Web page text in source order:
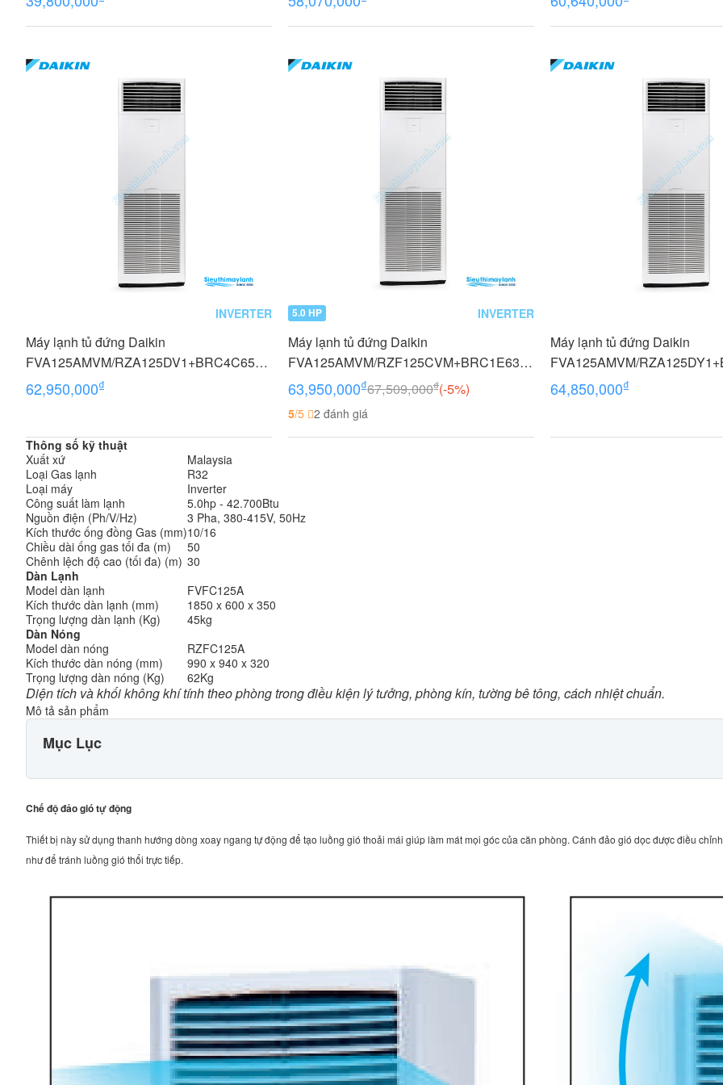
INVERTER
Máy lạnh tủ đứng Daikin
FVA125AMVM/RZA125DV1+BRC4C65
5.0 HP (5 Ngựa) Inverter - 1 pha
62,950,000₫
5.0 HP INVERTER
Máy lạnh tủ đứng Daikin
FVA125AMVM/RZF125CVM+BRC1E63
5.0 HP (5 Ngựa) Inverter - 1 pha
63,950,000₫67,509,000₫(-5%)
5/5 2 đánh giá
Máy lạnh tủ đứng Daikin
FVA125AMVM/
5.0 HP (5 Ngựa) Inverter - 3 pha
64,850,000₫
Thông số kỹ thuật
Xuất xứ
Malaysia
Loại Gas lạnh
R32
Loại máy
Inverter
Công suất làm lạnh
5.0hp - 42.700Btu
Nguồn điện (Ph/V/Hz)
3 Pha, 380-415V, 50Hz
Kích thước ống đồng Gas (mm)10/16
Chiều dài ống gas tối đa (m)
50
Chênh lệch độ cao (tối đa) (m) 30
Dàn Lạnh
Model dàn lạnh
FVFC125A
Kích thước dàn lạnh (mm)
1850 x 600 x 350
Trọng lượng dàn lạnh (Kg)
45kg
Dàn Nóng
Model dàn nóng
RZFC125A
Kích thước dàn nóng (mm)
990 x 940 x 320
Trọng lượng dàn nóng (Kg)
62Kg
Diện tích và khối không khí tính theo phòng trong điều kiện lý tưởng, phòng kín, tường bê tông, cách nhiệt chuẩn.
Mô tả sản phẩm
Mục Lục
Chế độ đảo gió tự động
Thiết bị này sử dụng thanh hướng dòng xoay ngang tự động để tạo luồng gió thoải mái giúp làm mát mọi góc của căn phòng. Cánh đảo gió dọc được điều
như để tránh luồng gió thổi trực tiếp.